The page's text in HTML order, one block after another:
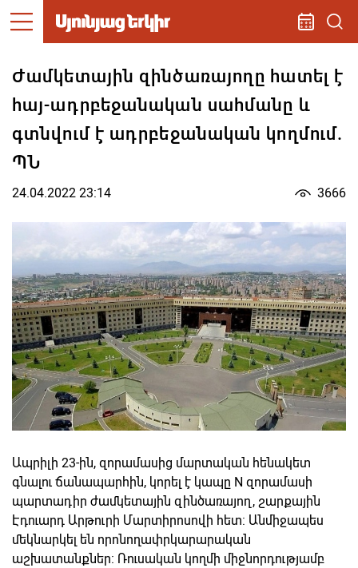
Ժամկետային զինծառայողը հատել է
հայ-ադրբեջանական սահմանը և
գտնվում է ադրբեջանական կողմում.
ՊՆ
24.04.2022 23:14 3666
Ապրիլի 23-ին, զորամասից մարտական հենակետ
գնալու ճանապարհին, կորել է կապը N զորամասի
պարտադիր ժամկետային զինծառայող, շարքային
Էդուարդ Արթուրի Մարտիրոսովի հետ: Անմիջապես
մեկնարկել են որոնողափրկարարական
աշխատանքներ: Ռուսական կողմի միջնորդությամբ